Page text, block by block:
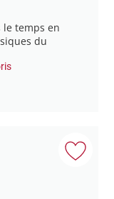
le temps en
du